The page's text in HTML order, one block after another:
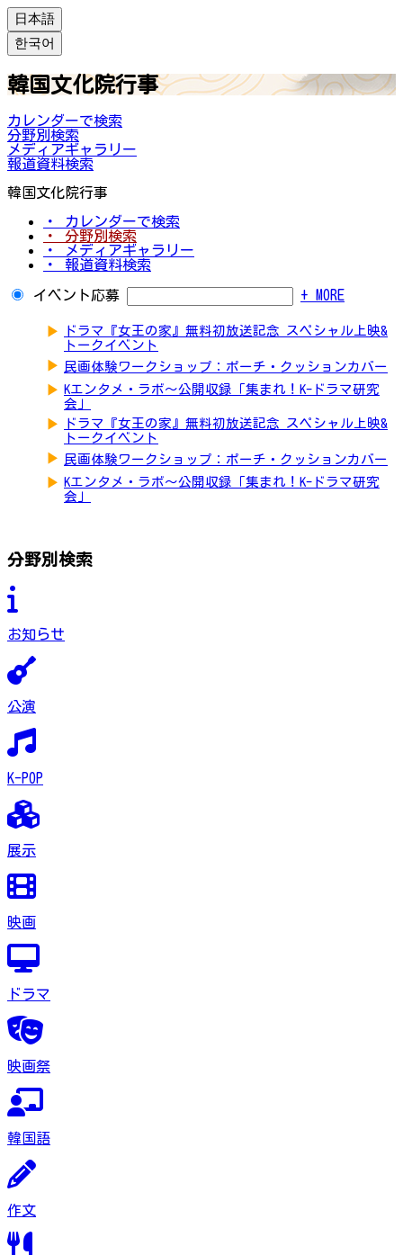
日本語
한국어
韓国文化院行事
カレンダーで検索
分野別検索
メディアギャラリー
報道資料検索
韓国文化院行事
・ カレンダーで検索
・ 分野別検索
・ メディアギャラリー
・ 報道資料検索
イベント応募 + MORE
▶
ドラマ『女王の家』無料初放送記念 スペシャル上映&
トークイベント
▶ 民画体験ワークショップ：ポーチ・クッションカバー
▶ Kエンタメ・ラボ～公開収録「集まれ！K-ドラマ研究
会」
▶
ドラマ『女王の家』無料初放送記念 スペシャル上映&
トークイベント
▶ 民画体験ワークショップ：ポーチ・クッションカバー
▶ Kエンタメ・ラボ～公開収録「集まれ！K-ドラマ研究
会」
分野別検索
お知らせ
公演
K-POP
展示
映画
ドラマ
映画祭
韓国語
作文